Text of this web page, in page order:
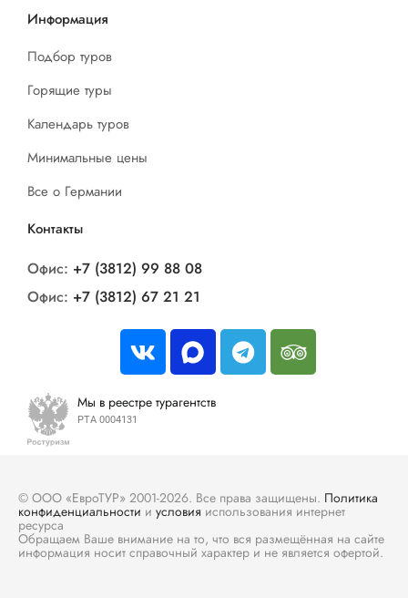
Информация
Подбор туров
Горящие туры
Календарь туров
Минимальные цены
Все о Германии
Контакты
Офис: +7 (3812) 99 88 08
Офис: +7 (3812) 67 21 21
Мы в реестре турагентств
РТА 0004131
© ООО «ЕвроТУР» 2001-2026. Все права защищены. Политика
конфиденциальности и условия использования интернет
ресурса
Обращаем Ваше внимание на то, что вся размещённая на сайте
информация носит справочный характер и не является офертой.